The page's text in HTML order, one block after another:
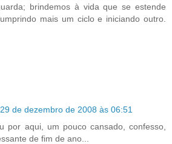
brindemos à vida que se estende
mais um ciclo e iniciando outro.
29 de dezembro de 2008 às 06:51
por aqui, um pouco cansado, confesso,
de fim de ano...